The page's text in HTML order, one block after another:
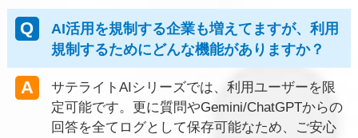
AI活用を規制する企業も増えてますが、利用
規制するためにどんな機能がありますか？
サテライトAIシリーズでは、利用ユーザーを限
定可能です。更に質問やGemini/ChatGPTからの
回答を全てログとして保存可能なため、ご安心